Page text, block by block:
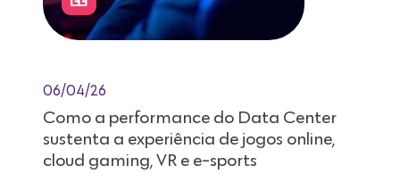
06/04/26
Como a performance do Data Center
sustenta a experiência de jogos online,
cloud gaming, VR e e-sports